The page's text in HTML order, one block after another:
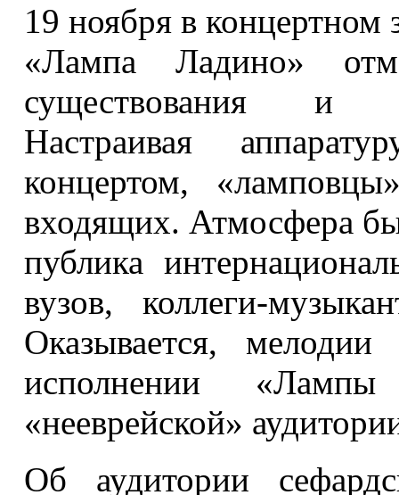
19 ноября в
«Лампа Ладино»
существования и
Настраивая
концертом,
входящих. Атмосфера
публика
вузов, коллеги-
Оказывается,
исполнении
«нееврейской»
Об аудитории